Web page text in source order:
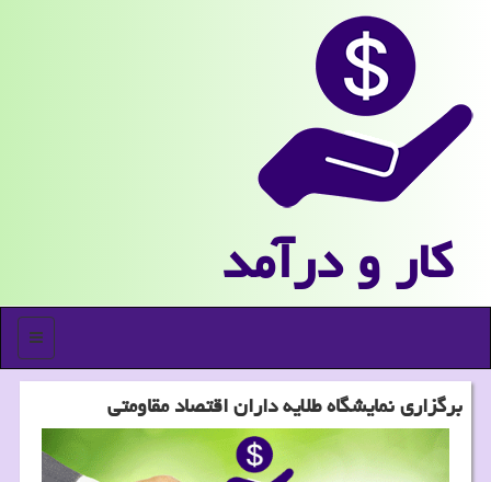
كار و درآمد
منو
برگزاری نمایشگاه طلایه داران اقتصاد مقاومتی